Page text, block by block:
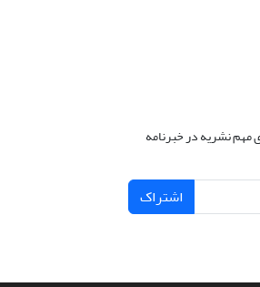
مهم نشریه در خبرنامه
اشتراک